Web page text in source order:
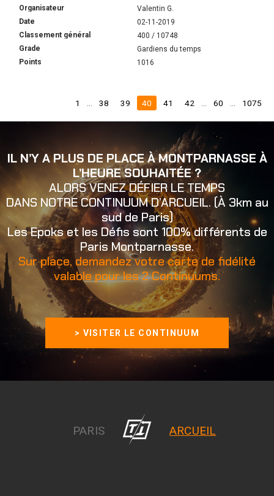
Valentin G.
02-11-2019
400 / 10748
Gardiens du temps
1016
1 38 39 40 41 42 60 1075
IL N’Y A PLUS DE PLACE À MONTPARNASSE À
L’HEURE SOUHAITÉE ?
ALORS VENEZ DÉFIER LE TEMPS
DANS NOTRE CONTINUUM D’ARCUEIL. (À 3km au
sud de Paris)
Les Epoks et les Défis sont 100% différents de
Paris Montparnasse.
Sur place, demandez votre carte de fidélité
valable pour les 2 Continuums.
> VISITER LE CONTINUUM
PARIS ARCUEIL